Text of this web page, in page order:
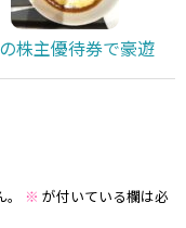
株主優待券で豪遊
※ が付いている欄は必